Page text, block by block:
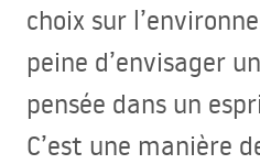
choix sur
peine d’envisager
pensée dans un
C’est une manière